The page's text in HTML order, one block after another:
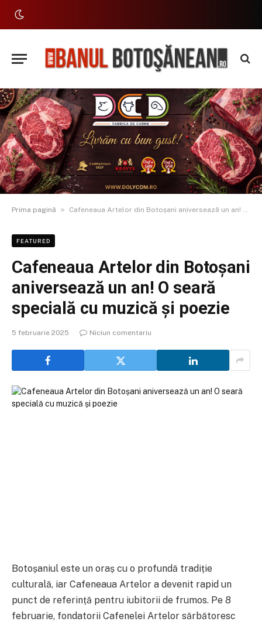
Prima pagină » Cafeneaua Artelor din Botoșani aniversează un an! O seară specială cu muzică și poezie
FEATURED
Cafeneaua Artelor din Botoșani
aniversează un an! O seară
specială cu muzică și poezie
5 februarie 2025 Niciun comentariu
Botoșaniul este un oraș cu o profundă tradiție
culturală, iar Cafeneaua Artelor a devenit rapid un
punct de referință pentru iubitorii de frumos. Pe 8
februarie, fondatorii Cafenelei Artelor sărbătoresc